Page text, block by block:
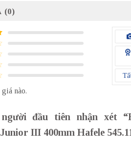
(0)
nào.
đầu tiên nhận xét
III 400mm Hafele